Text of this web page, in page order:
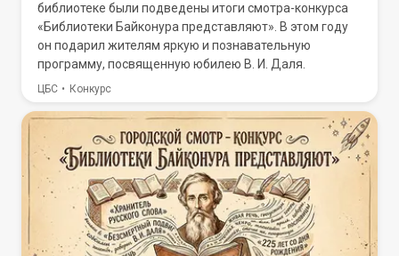
библиотеке были подведены итоги смотра-конкурса
«Библиотеки Байконура представляют». В этом году
он подарил жителям яркую и познавательную
программу, посвященную юбилею В. И. Даля.
ЦБС Конкурс